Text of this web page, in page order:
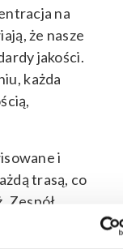
na
że nasze
jakości.
każda
i
trasą, co
Zespół